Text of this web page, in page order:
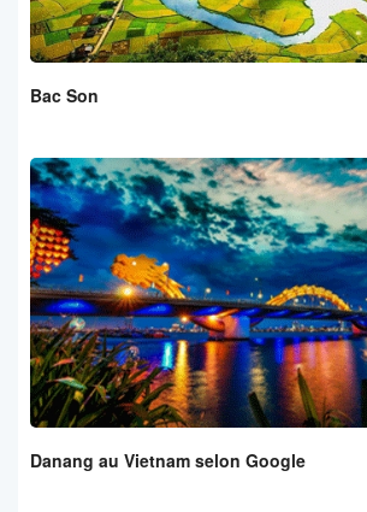
Bac Son
Danang au Vietnam selon Google